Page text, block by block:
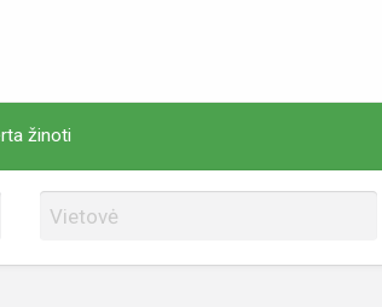
žinoti